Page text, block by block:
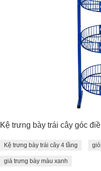
Kệ trưng bày trái cây góc
Kệ trưng bày trái cây 4 tầng
giá trưng bày màu xanh